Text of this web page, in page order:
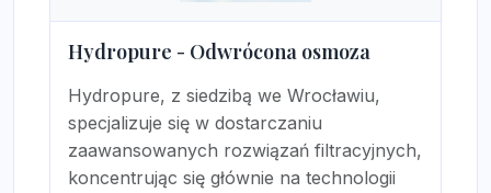
Hydropure - Odwrócona osmoza
Hydropure, z siedzibą we Wrocławiu,
specjalizuje się w dostarczaniu
zaawansowanych rozwiązań filtracyjnych,
koncentrując się głównie na technologii